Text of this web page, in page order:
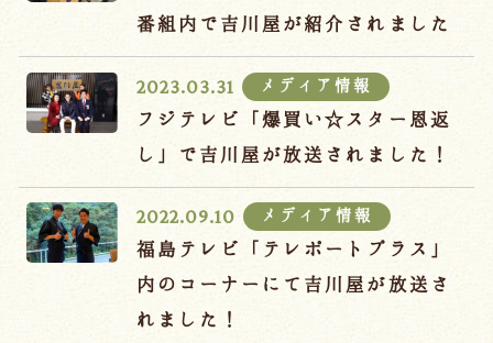
番組内で吉川屋が紹介されました
2023.03.31 メディア情報
フジテレビ「爆買い☆スター恩返
し」で吉川屋が放送されました！
2022.09.10 メディア情報
福島テレビ「テレポートプラス」
内のコーナーにて吉川屋が放送さ
れました！
お問い合わせ
予約確認・変更・キャンセル
キャンセルポリシー
オンラインショップ
吉川屋×温泉むすめ
Follow us